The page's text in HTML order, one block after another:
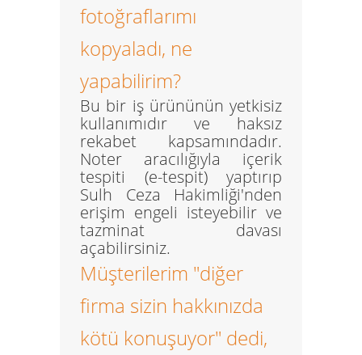
fotoğraflarımı
kopyaladı, ne
yapabilirim?
Bu bir iş ürününün yetkisiz
kullanımıdır ve haksız
rekabet kapsamındadır.
Noter aracılığıyla içerik
tespiti (e-tespit) yaptırıp
Sulh Ceza Hakimliği'nden
erişim engeli isteyebilir ve
tazminat davası
açabilirsiniz.
Müşterilerim "diğer
firma sizin hakkınızda
kötü konuşuyor" dedi,